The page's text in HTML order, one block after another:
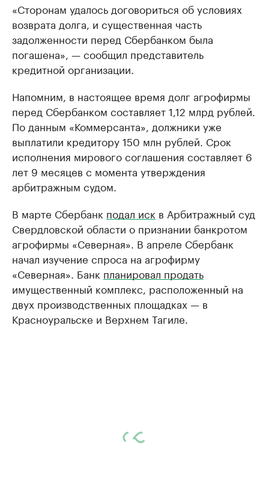
«Сторонам удалось договориться об условиях
возврата долга, и существенная часть
задолженности перед Сбербанком была
погашена», — сообщил представитель
кредитной организации.
Напомним, в настоящее время долг агрофирмы
перед Сбербанком составляет 1,12 млрд рублей.
По данным «Коммерсанта», должники уже
выплатили кредитору 150 млн рублей. Срок
исполнения мирового соглашения составляет 6
лет 9 месяцев с момента утверждения
арбитражным судом.
В марте Сбербанк подал иск в Арбитражный суд
Свердловской области о признании банкротом
агрофирмы «Северная». В апреле Сбербанк
начал изучение спроса на агрофирму
«Северная». Банк планировал продать
имущественный комплекс, расположенный на
двух производственных площадках — в
Красноуральске и Верхнем Тагиле.